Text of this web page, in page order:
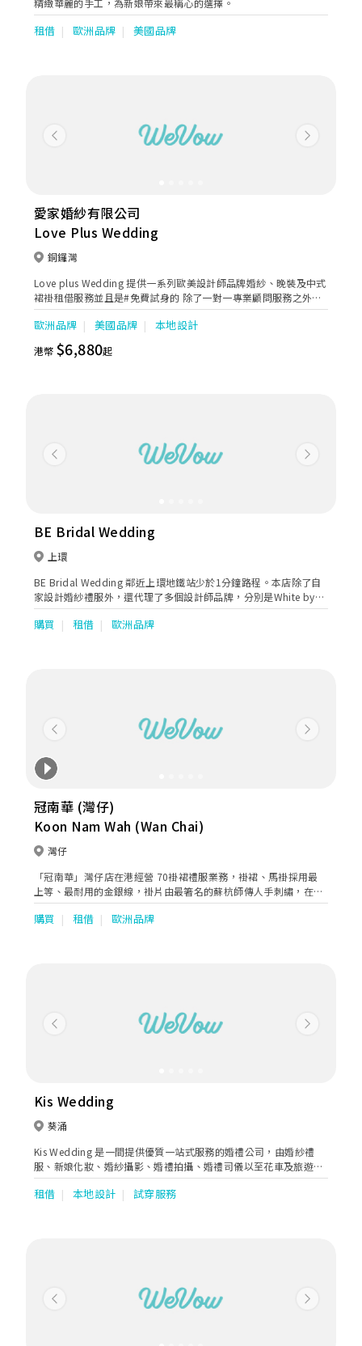
精緻華麗的手工，為新娘帶來最稱心的選擇。
租借 歐洲品牌 美國品牌
Previous Next
愛家婚紗有限公司
Love Plus Wedding
銅鑼灣
Love plus Wedding 提供一系列歐美設計師品牌婚紗、￼晚裝及中式
裙褂租借服務並且是#免費試身的 除了一對一專業顧問服務之外，￼
一系列婚紗和晚禮服也是用心為了配合每位￼￼準新娘子能夠找到合適
的夢想嫁衣， ￼從而不斷尋覓及增添不同嶄新元素達到最優質，￼讓您
在重要場合閃耀光芒，￼成為最耀眼的焦點。
歐洲品牌 美國品牌 本地設計
港幣$6,880起
Previous Next
BE Bridal Wedding
上環
BE Bridal Wedding 鄰近上環地鐵站少於1分鐘路程。本店除了自
家設計婚紗禮服外，還代理了多個設計師品牌，分別是White by
Vera wang, ElSYEE, Lanesta, Armonia, Cizzy Bridal 來自美國，
意大利，烏克蘭，澳洲等品牌設計師婚紗。本店所有package可以
購買 租借 歐洲品牌
Previous Next
冠南華 (灣仔)
Koon Nam Wah (Wan Chai)
灣仔
「冠南華」灣仔店在港經營 70褂裙禮服業務，褂裙、馬褂採用最
上等、最耐用的金銀線，褂片由最箸名的蘇杭師傳人手刺繡，在香
港設裁剪及縫製部門，具備豐富縫製褂裙經驗，剪裁及加工全程香
港製造。 褂裙尺碼及款色齊全，數量為全港之冠。疏金褂(小五福)
Nostalgia, Martin Thornburg, Sophia Tolli, Oksana Mukha…。
晚裝包括美國Andrea & Leo, Jovani, Cinderella Divine, Mon
以滿足顧客一條龍服務的需求，務求令新人的婚禮至臻完美！
購買 租借 歐洲品牌
Previous Next
Kis Wedding
葵涌
Kis Wedding 是一間提供優質一站式服務的婚禮公司，由婚紗禮
服、新娘化妝、婚紗攝影、婚禮拍攝、婚禮司儀以至花車及旅遊巴
租用都有，每個項目全由專業團隊主理，能夠因應新人的需要提供
意見，使每個細節變得更完美，絕對是可靠、細心的必然選擇。
租借 本地設計 試穿服務
Previous Next